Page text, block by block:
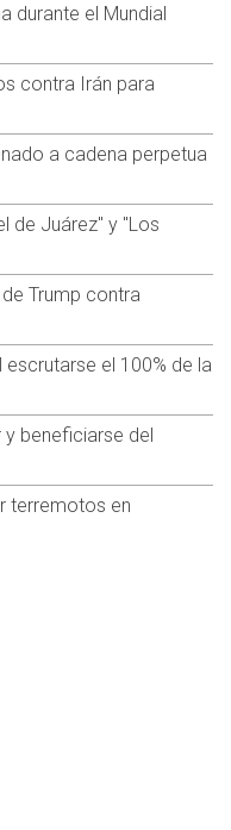
durante el Mundial
contra Irán para
a cadena perpetua
de Juárez" y "Los
Trump contra
el 100% de la
y beneficiarse del
terremotos en